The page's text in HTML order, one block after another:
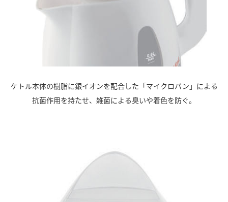
ケトル本体の樹脂に銀イオンを配合した「マイクロバン」による
抗菌作用を持たせ、雑菌による臭いや着色を防ぐ。